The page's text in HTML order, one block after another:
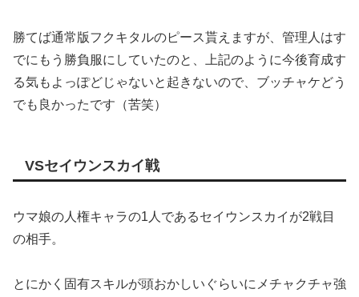
勝てば通常版フクキタルのピース貰えますが、管理人はす
でにもう勝負服にしていたのと、上記のように今後育成す
る気もよっぽどじゃないと起きないので、ブッチャケどう
でも良かったです（苦笑）
VSセイウンスカイ戦
ウマ娘の人権キャラの1人であるセイウンスカイが2戦目
の相手。
とにかく固有スキルが頭おかしいぐらいにメチャクチャ強